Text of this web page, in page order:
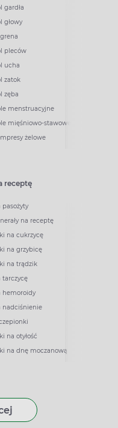
gardła
głowy
pleców
ucha
zatok
zęba
menstruacyjne
mięśniowo-stawowe
żelowe
receptę
pasożyty
na receptę
na cukrzycę
na grzybicę
na trądzik
tarczycę
hemoroidy
nadciśnienie
na otyłość
na dnę moczanową